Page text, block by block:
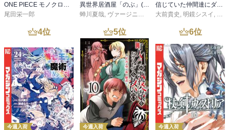
ONE PIECE モノクロ版 115
尾田栄一郎
異世界居酒屋「のぶ」(22)
蝉川夏哉, ヴァージニア二等兵 ,転
信じていた仲間達にダンジョン奥地で殺されかけたがギフト『無限ガチャ』でレベル９９９９の仲間達を手に入れて元パーティーメンバーと世界に復讐＆『ざまぁ！』します！（２３）
大前貴史 , 明鏡シスイ , ｔ
4位
今週入荷
5位
今週入荷
6位
今週入荷